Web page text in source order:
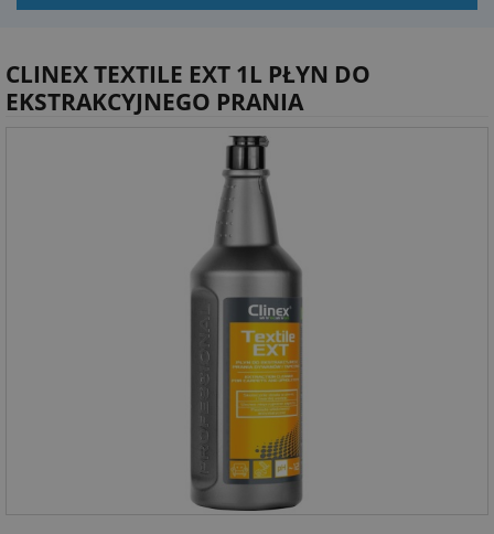
CLINEX TEXTILE EXT 1L PŁYN DO
EKSTRAKCYJNEGO PRANIA